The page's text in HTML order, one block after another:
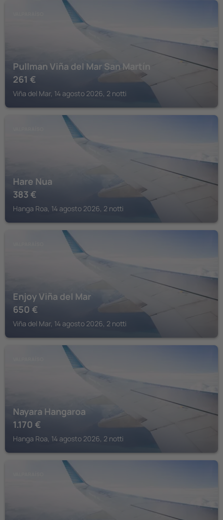
Pullman Viña del Mar San Martín
261 €
Viña del Mar, 14 agosto 2026, 2 notti
Hare Nua
383 €
Hanga Roa, 14 agosto 2026, 2 notti
Enjoy Viña del Mar
650 €
Viña del Mar, 14 agosto 2026, 2 notti
Nayara Hangaroa
1.170 €
Hanga Roa, 14 agosto 2026, 2 notti